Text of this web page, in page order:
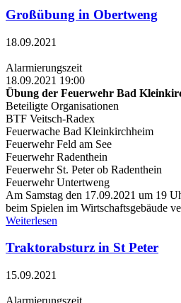
Großübung in Obertweng
18.09.2021
Alarmierungszeit
18.09.2021 19:00
Übung der Feuerwehr Bad
Beteiligte Organisationen
BTF Veitsch-Radex
Feuerwache Bad Kleinkirchheim
Feuerwehr Feld am See
Feuerwehr Radenthein
Feuerwehr St. Peter ob Radenthein
Feuerwehr Untertweng
Am Samstag den 17.09.2021 um 19
beim Spielen im Wirtschaftsgebäude
Weiterlesen
Traktorabsturz in St Peter
15.09.2021